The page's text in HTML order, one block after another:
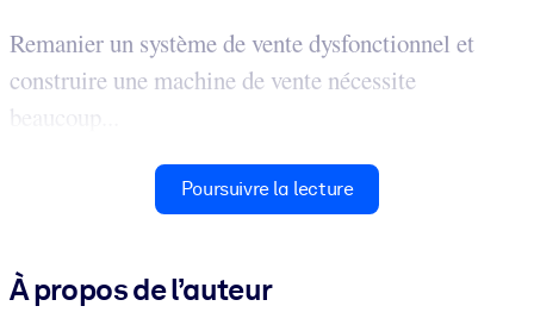
Remanier un système de vente dysfonctionnel et
construire une machine de vente nécessite
beaucoup...
Poursuivre la lecture
À propos de l’auteur